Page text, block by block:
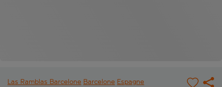
Las Ramblas Barcelone Barcelone Espagne